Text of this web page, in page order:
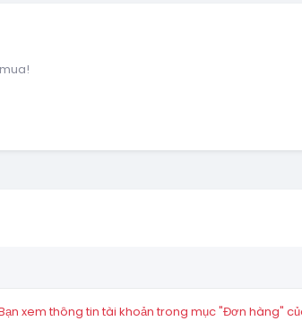
xem thông tin tài khoản trong mục "Đơn hàng"